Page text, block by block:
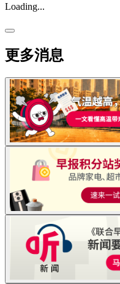
Loading...
更多消息